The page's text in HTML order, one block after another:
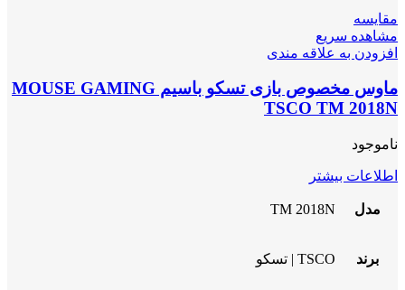
مقایسه
مشاهده سریع
افزودن به علاقه مندی
ماوس مخصوص بازی تسکو باسیم MOUSE GAMING
TSCO TM 2018N
ناموجود
اطلاعات بیشتر
مدل TM 2018N
برند TSCO | تسکو